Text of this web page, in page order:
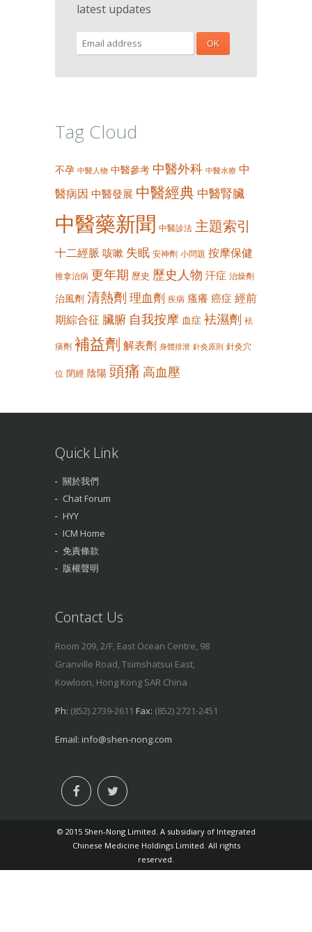
latest updates
Tag Cloud
不孕 中醫人物 中醫參考 中醫外科 中醫水療 中
醫病因 中醫發展 中醫經典 中醫腎臟
中醫藥新聞 中醫診法 主題索引
十二經脈 咳嗽 失眠 安神劑 小問題 按摩保健
推拿治病 更年期 歷史 歷史人物 汗症 治燥劑
治風劑 清熱劑 理血劑 疾病 瘙癢 癌症 經前
期綜合征 臟腑 自我按摩 血症 袪濕劑 袪
痰劑 補益劑 解表劑 身體排泄 針灸原則 針灸穴
位 閉經 陰陽 頭痛 高血壓
Quick Link
關於我們
Chat Forum
HYY
ICM Home
免責條款
版權聲明
Contact Us
Room 209, 2/F, East Ocean Centre, 98
Granville Road, Tsimshatsui East,
Kowloon, Hong Kong SAR China
Ph: (852) 2739-2611 Fax: (852) 2721-2451
Email: info@shen-nong.com
© 2015 Shen-Nong Limited. A subsidiary of Integrated
Chinese Medicine Holdings Limited. All rights
reserved.